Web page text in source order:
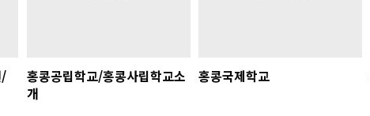
/
홍콩공립학교/홍콩사립학교소
개
홍콩국제학교